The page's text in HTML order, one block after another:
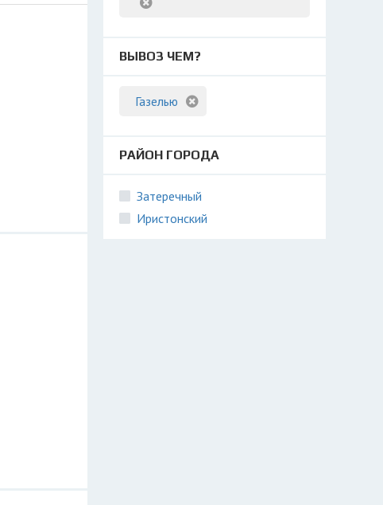
ВЫВОЗ ЧЕМ?
Газелью
РАЙОН ГОРОДА
Затеречный
Иристонский